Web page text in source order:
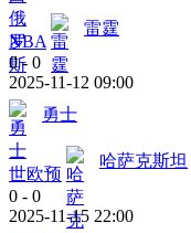
NBA
雷霆
0 - 0
2025-11-12 09:00
勇士
世欧预
哈萨克斯坦
0 - 0
2025-11-15 22:00